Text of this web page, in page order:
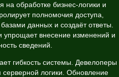
на обработке бизнес-логики и
полномочия доступа,
данных и создаёт ответы.
упрощает внесение изменений и
сведений.
гибкость системы. Девелоперы
логики. Обновление